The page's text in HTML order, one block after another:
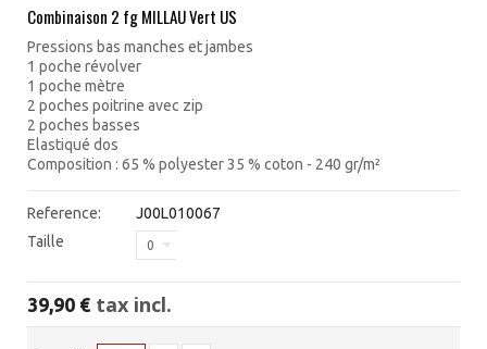
Combinaison 2 fg MILLAU Vert US
Pressions bas manches et jambes
1 poche révolver
1 poche mètre
2 poches poitrine avec zip
2 poches basses
Elastiqué dos
Composition : 65 % polyester 35 % coton - 240 gr/m²
Reference:
J00L010067
Taille
0
39,90 € tax incl.